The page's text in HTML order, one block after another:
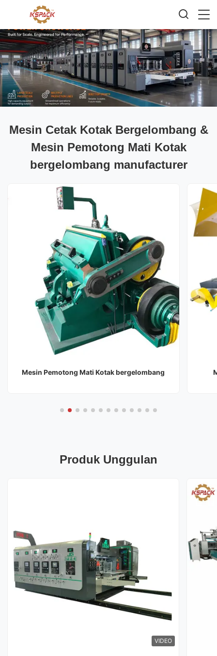
Mesin Cetak Kotak Bergelombang &
Mesin Pemotong Mati Kotak
bergelombang manufacturer
Mesin Pemotong Mati Kotak bergelombang
Produk Unggulan
VIDEO